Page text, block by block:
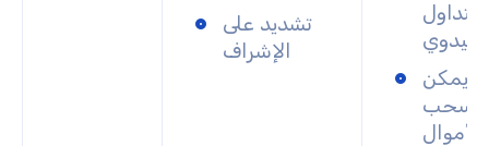
تشديد على
الإشراف
اليدوي
لا يمكن
سحب
الأموال